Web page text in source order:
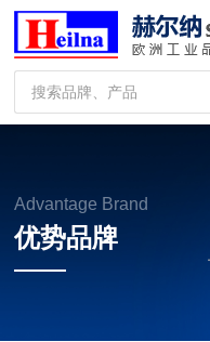
Advantage Brand
优势品牌